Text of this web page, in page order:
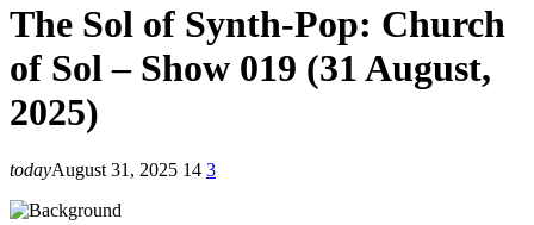
The Sol of Synth-Pop: Church
of Sol – Show 019 (31 August,
2025)
todayAugust 31, 2025 14 3